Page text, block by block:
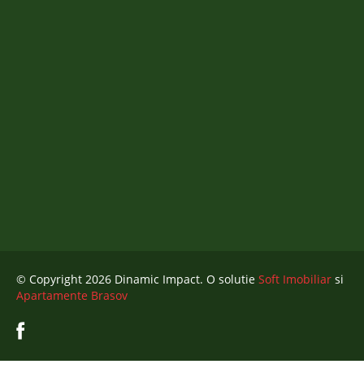
© Copyright 2026 Dinamic Impact. O solutie Soft Imobiliar si
Apartamente Brasov